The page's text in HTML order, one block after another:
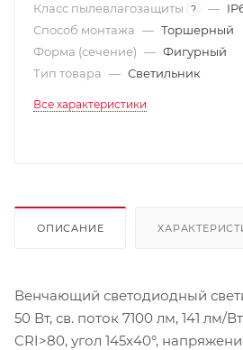
Класс пылевлагозащиты
? —
Способ монтажа — Торшерный
Форма (сечение) — Фигурный
Тип товара — Светильник
Все характеристики
ОПИСАНИЕ
Венчающий светодиодный
50 Вт, св. поток 7100 лм, 141 лм/
CRI>80, угол 145x40°,